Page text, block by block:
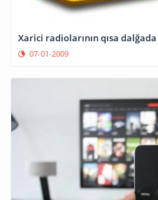
Xarici radiolarının qısa
07-01-2009